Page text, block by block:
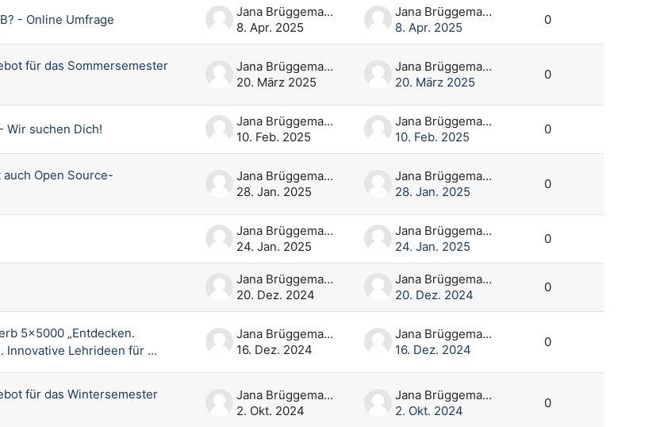
- Online Umfrage
Jana Brüggemann
8. Apr. 2025
Jana Brüggemann
8. Apr. 2025
0
für das Sommersemester
Jana Brüggemann
20. März 2025
Jana Brüggemann
20. März 2025
0
Wir suchen Dich!
Jana Brüggemann
10. Feb. 2025
Jana Brüggemann
10. Feb. 2025
0
auch Open Source-
Jana Brüggemann
28. Jan. 2025
Jana Brüggemann
28. Jan. 2025
0
Jana Brüggemann
24. Jan. 2025
Jana Brüggemann
24. Jan. 2025
0
Jana Brüggemann
20. Dez. 2024
Jana Brüggemann
20. Dez. 2024
0
5x5000 „Entdecken.
Innovative Lehrideen für ...
Jana Brüggemann
16. Dez. 2024
Jana Brüggemann
16. Dez. 2024
0
für das Wintersemester
Jana Brüggemann
2. Okt. 2024
Jana Brüggemann
2. Okt. 2024
0